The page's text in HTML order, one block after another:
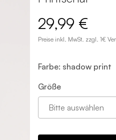
29,99 €
Preise inkl. MwSt. zzgl. 1€
Farbe: shadow print
Größe
Bitte auswählen